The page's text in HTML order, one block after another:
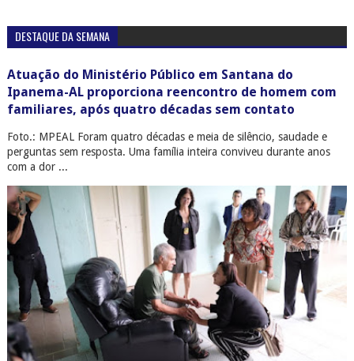
DESTAQUE DA SEMANA
Atuação do Ministério Público em Santana do
Ipanema-AL proporciona reencontro de homem com
familiares, após quatro décadas sem contato
Foto.: MPEAL Foram quatro décadas e meia de silêncio, saudade e
perguntas sem resposta. Uma família inteira conviveu durante anos
com a dor ...